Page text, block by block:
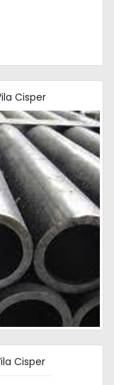
Cisper
Cisper